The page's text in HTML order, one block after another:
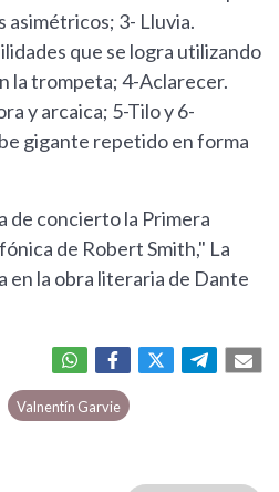
asimétricos; 3- Lluvia.
que se logra utilizando
la trompeta; 4-Aclarecer.
y arcaica; 5-Tilo y 6-
gigante repetido en forma
de concierto la Primera
de Robert Smith," La
en la obra literaria de Dante
Valnentín Garvie